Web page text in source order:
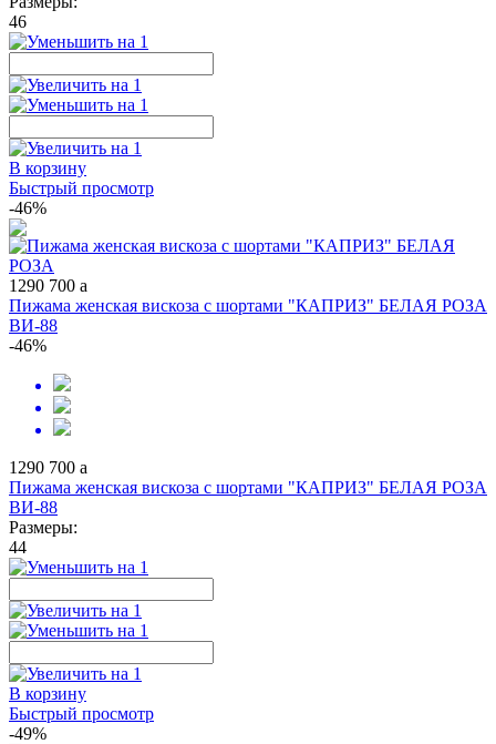
46
В корзину
Быстрый просмотр
-46%
1290 700 a
Пижама женская вискоза с шортами "КАПРИЗ" БЕЛАЯ РОЗА
ВИ-88
-46%
1290 700 a
Пижама женская вискоза с шортами "КАПРИЗ" БЕЛАЯ РОЗА
ВИ-88
Размеры:
44
В корзину
Быстрый просмотр
-49%